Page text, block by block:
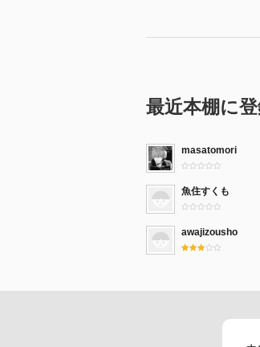
最近本棚に
masatomori
魚住すくも
awajizousho